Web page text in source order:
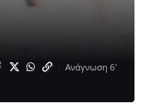
Ανάγνωση 6'